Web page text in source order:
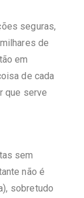
seguras,
de
em
de cada
que serve
sem
não é
sobretudo